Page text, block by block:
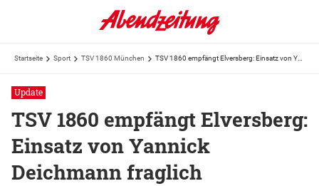
Startseite Sport TSV 1860 München
Update
TSV 1860 empfängt Elversberg:
Einsatz von Yannick
Deichmann fraglich